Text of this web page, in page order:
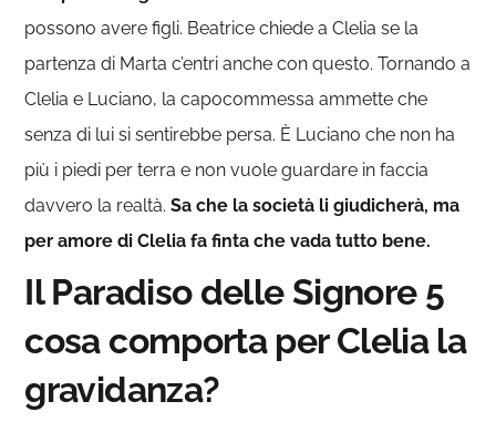
possono avere figli. Beatrice chiede a Clelia se la
partenza di Marta c’entri anche con questo. Tornando a
Clelia e Luciano, la capocommessa ammette che
senza di lui si sentirebbe persa. È Luciano che non ha
più i piedi per terra e non vuole guardare in faccia
davvero la realtà.Sa che la società li giudicherà, ma
per amore di Clelia fa finta che vada tutto bene.
Il Paradiso delle Signore 5
cosa comporta per Clelia la
gravidanza?